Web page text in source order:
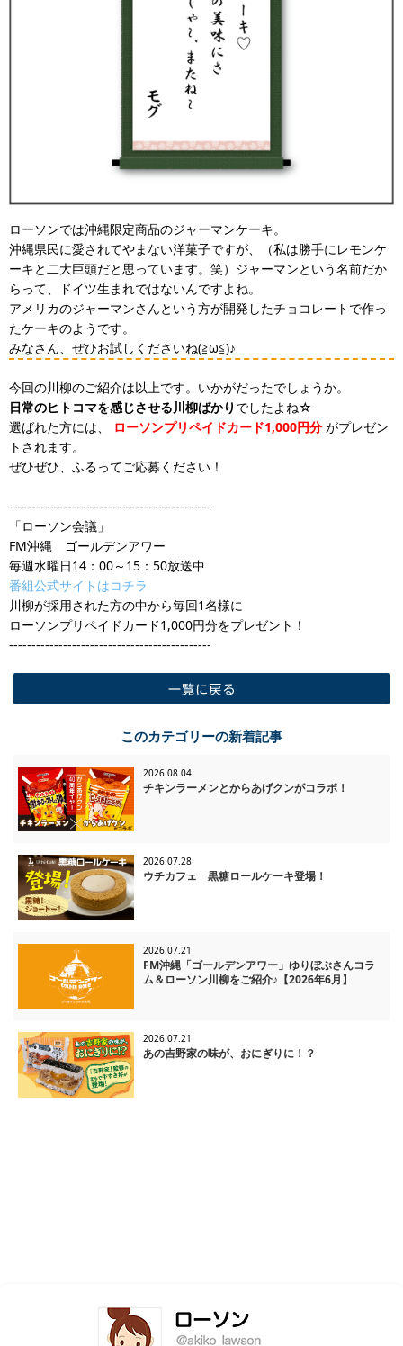
ローソンでは沖縄限定商品のジャーマンケーキ。
沖縄県民に愛されてやまない洋菓子ですが、（私は勝手にレモンケ
ーキと二大巨頭だと思っています。笑）ジャーマンという名前だか
らって、ドイツ生まれではないんですよね。
アメリカのジャーマンさんという方が開発したチョコレートで作っ
たケーキのようです。
みなさん、ぜひお試しくださいね(≧ω≦)♪
今回の川柳のご紹介は以上です。いかがだったでしょうか。
日常のヒトコマを感じさせる川柳ばかり でしたよね☆
選ばれた方には、
ローソンプリペイドカード1,000円分 がプレゼン
トされます。
ぜひぜひ、ふるってご応募ください！
---------------------------------------------
「ローソン会議」
FM沖縄 ゴールデンアワー
毎週水曜日14：00～15：50放送中
番組公式サイトはコチラ
川柳が採用された方の中から毎回1名様に
ローソンプリペイドカード1,000円分をプレゼント！
---------------------------------------------
このカテゴリーの新着記事
2026.08.04
チキンラーメンとからあげクンがコラボ！
2026.07.28
ウチカフェ 黒糖ロールケーキ登場！
2026.07.21
FM沖縄「ゴールデンアワー」ゆりぼぶさんコラ
ム＆ローソン川柳をご紹介♪【2026年6月】
2026.07.21
あの吉野家の味が、おにぎりに！？